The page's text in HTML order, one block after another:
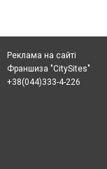
Реклама на сайті
Франшиза "CitySites"
+38(044)333-4-226